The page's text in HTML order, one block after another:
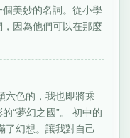
美妙的名詞。從小學
因為他們可以在那麼
六色的，我也即將乘
“夢幻之國”。 初中的
幻想。讓我對自己